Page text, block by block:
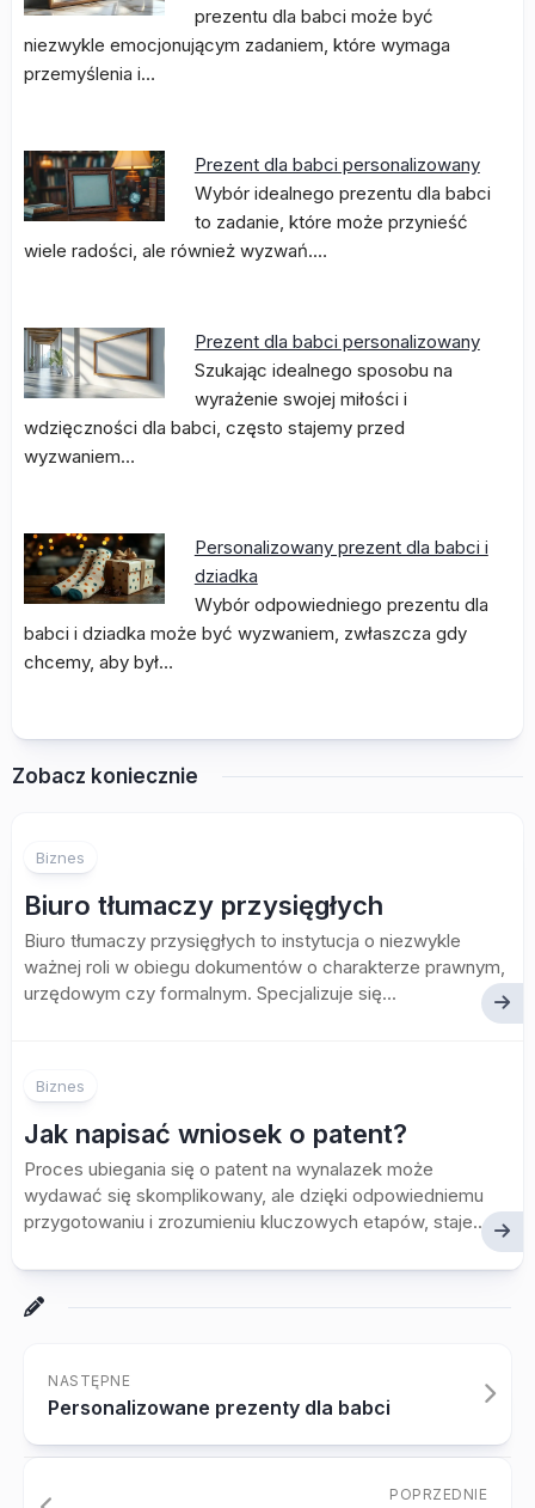
prezentu dla babci może być
niezwykle emocjonującym zadaniem, które wymaga
przemyślenia i…
Prezent dla babci personalizowany
Wybór idealnego prezentu dla babci
to zadanie, które może przynieść
wiele radości, ale również wyzwań.…
Prezent dla babci personalizowany
Szukając idealnego sposobu na
wyrażenie swojej miłości i
wdzięczności dla babci, często stajemy przed
wyzwaniem…
Personalizowany prezent dla babci i
dziadka
Wybór odpowiedniego prezentu dla
babci i dziadka może być wyzwaniem, zwłaszcza gdy
chcemy, aby był…
Zobacz koniecznie
Biznes
Biuro tłumaczy przysięgłych
Biuro tłumaczy przysięgłych to instytucja o niezwykle
ważnej roli w obiegu dokumentów o charakterze prawnym,
urzędowym czy formalnym. Specjalizuje się...
Biznes
Jak napisać wniosek o patent?
Proces ubiegania się o patent na wynalazek może
wydawać się skomplikowany, ale dzięki odpowiedniemu
przygotowaniu i zrozumieniu kluczowych etapów, staje...
NASTĘPNE
Personalizowane prezenty dla babci
POPRZEDNIE